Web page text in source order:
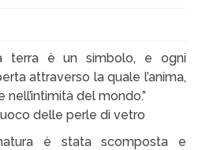
terra è un simbolo, e ogni
attraverso la quale l’anima,
del mondo.”
delle perle di vetro
è stata scomposta e